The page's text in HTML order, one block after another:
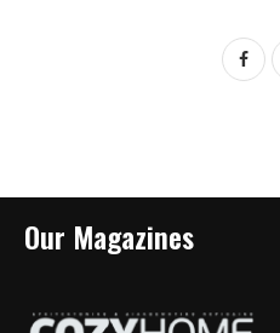
Our Magazines